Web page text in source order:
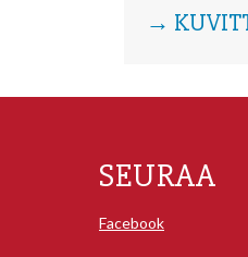
→
SEURAA
Facebook